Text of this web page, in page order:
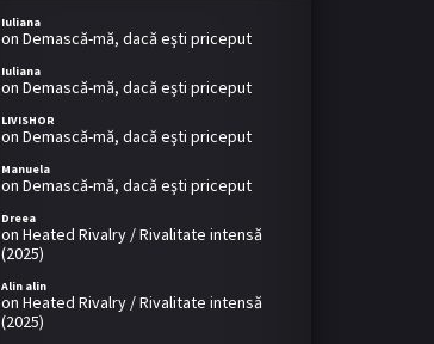
Iuliana
on Demască-mă, dacă eşti priceput
Iuliana
on Demască-mă, dacă eşti priceput
LIVISHOR
on Demască-mă, dacă eşti priceput
Manuela
on Demască-mă, dacă eşti priceput
Dreea
on Heated Rivalry / Rivalitate intensă
(2025)
Alin alin
on Heated Rivalry / Rivalitate intensă
(2025)